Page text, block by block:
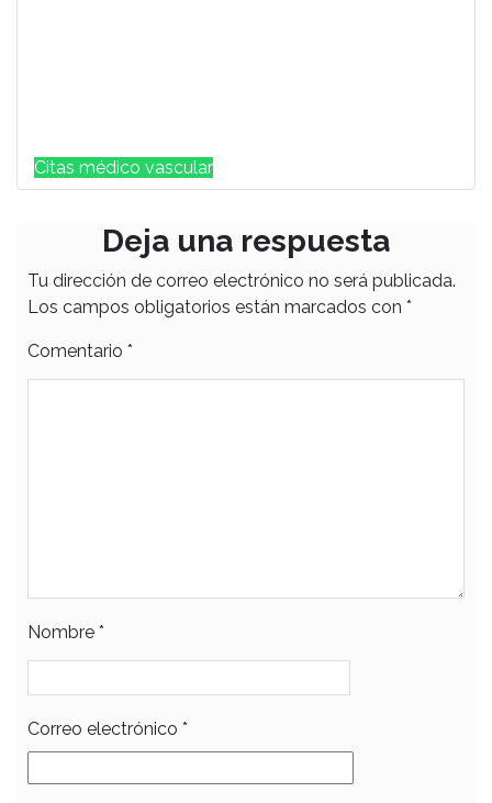
Citas médico vascular
Deja una respuesta
Tu dirección de correo electrónico no será publicada.
Los campos obligatorios están marcados con *
Comentario *
Nombre *
Correo electrónico *